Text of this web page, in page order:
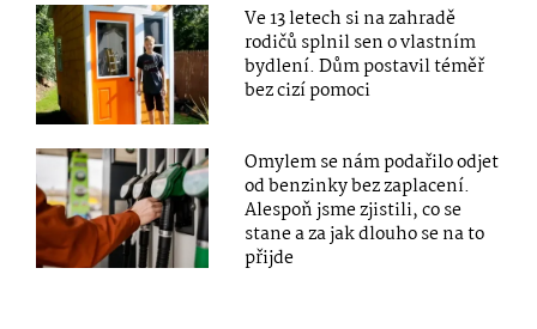
Ve 13 letech si na zahradě
rodičů splnil sen o vlastním
bydlení. Dům postavil téměř
bez cizí pomoci
Omylem se nám podařilo odjet
od benzinky bez zaplacení.
Alespoň jsme zjistili, co se
stane a za jak dlouho se na to
přijde